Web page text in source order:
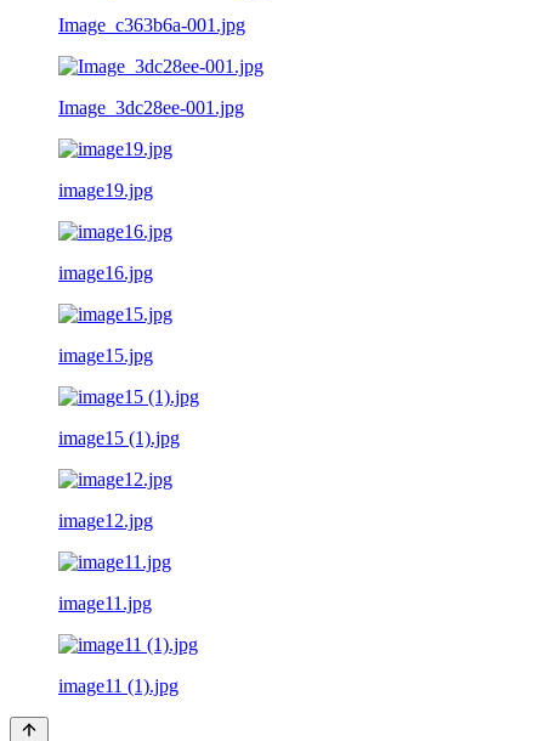
Image_c363b6a-001.jpg
Image_3dc28ee-001.jpg
image19.jpg
image16.jpg
image15.jpg
image15 (1).jpg
image12.jpg
image11.jpg
image11 (1).jpg